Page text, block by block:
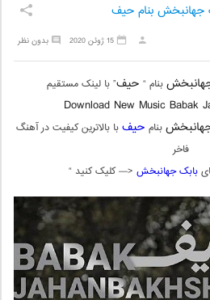
جهانبخش بنام حیف
بدون نظر 15 ژوئن 2020
بنام “ حیف” با لینک مستقیم
Download New Music Babak
بنام حیفبا بالاترین کیفیت در آهنگ
فاخر
بابک جهانبخش <— کلیک کنید “